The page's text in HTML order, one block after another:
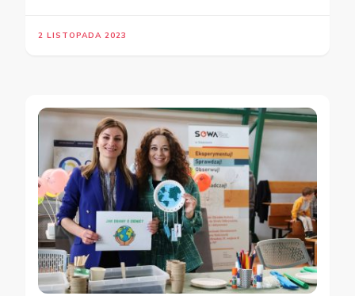
2 LISTOPADA 2023